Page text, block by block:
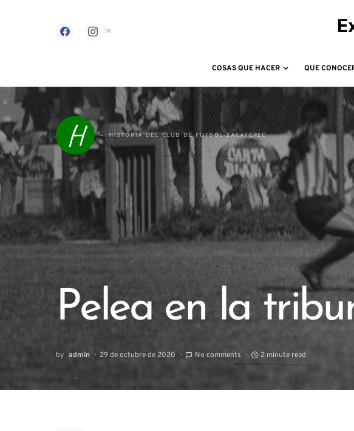
1K
COSAS QUE HACER QUE
H HISTORIA DEL CLUB DE FUTBOL ZACATEPEC
Pelea en la
by admin 29 de octubre de 2020 No comments 2 minute read